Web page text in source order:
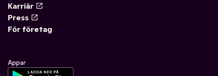
Karriär
Press
För företag
Appar